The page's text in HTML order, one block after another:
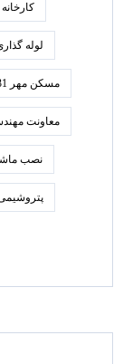
لوله
مسکن مهر 31 کاشان( قمصر)
معاونت
نصب